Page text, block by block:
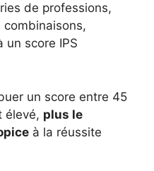
de professions,
combinaisons,
un score IPS
un score entre 45
élevé, plus le
à la réussite